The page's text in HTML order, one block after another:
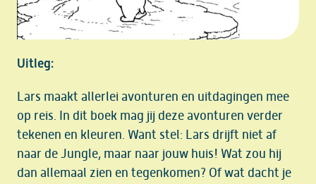
Uitleg:
Lars maakt allerlei avonturen en uitdagingen mee
op reis. In dit boek mag jij deze avonturen verder
tekenen en kleuren. Want stel: Lars drijft niet af
naar de Jungle, maar naar jouw huis! Wat zou hij
dan allemaal zien en tegenkomen? Of wat dacht je